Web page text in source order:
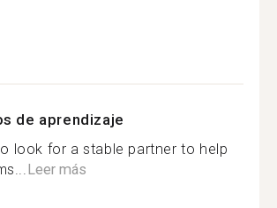
de aprendizaje
look for a stable partner to help
Leer más